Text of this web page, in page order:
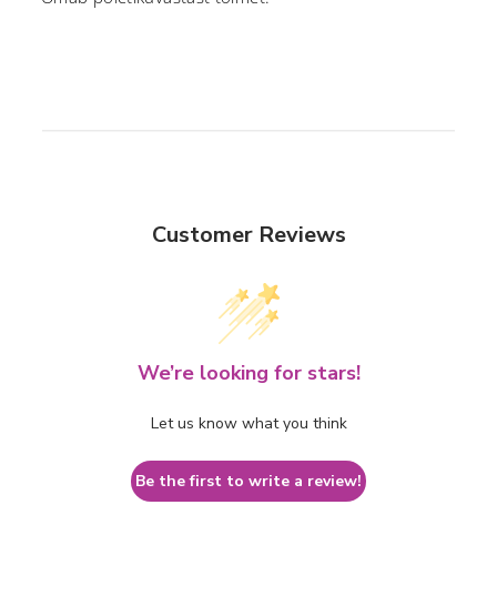
Customer Reviews
We’re looking for stars!
Let us know what you think
Be the first to write a review!